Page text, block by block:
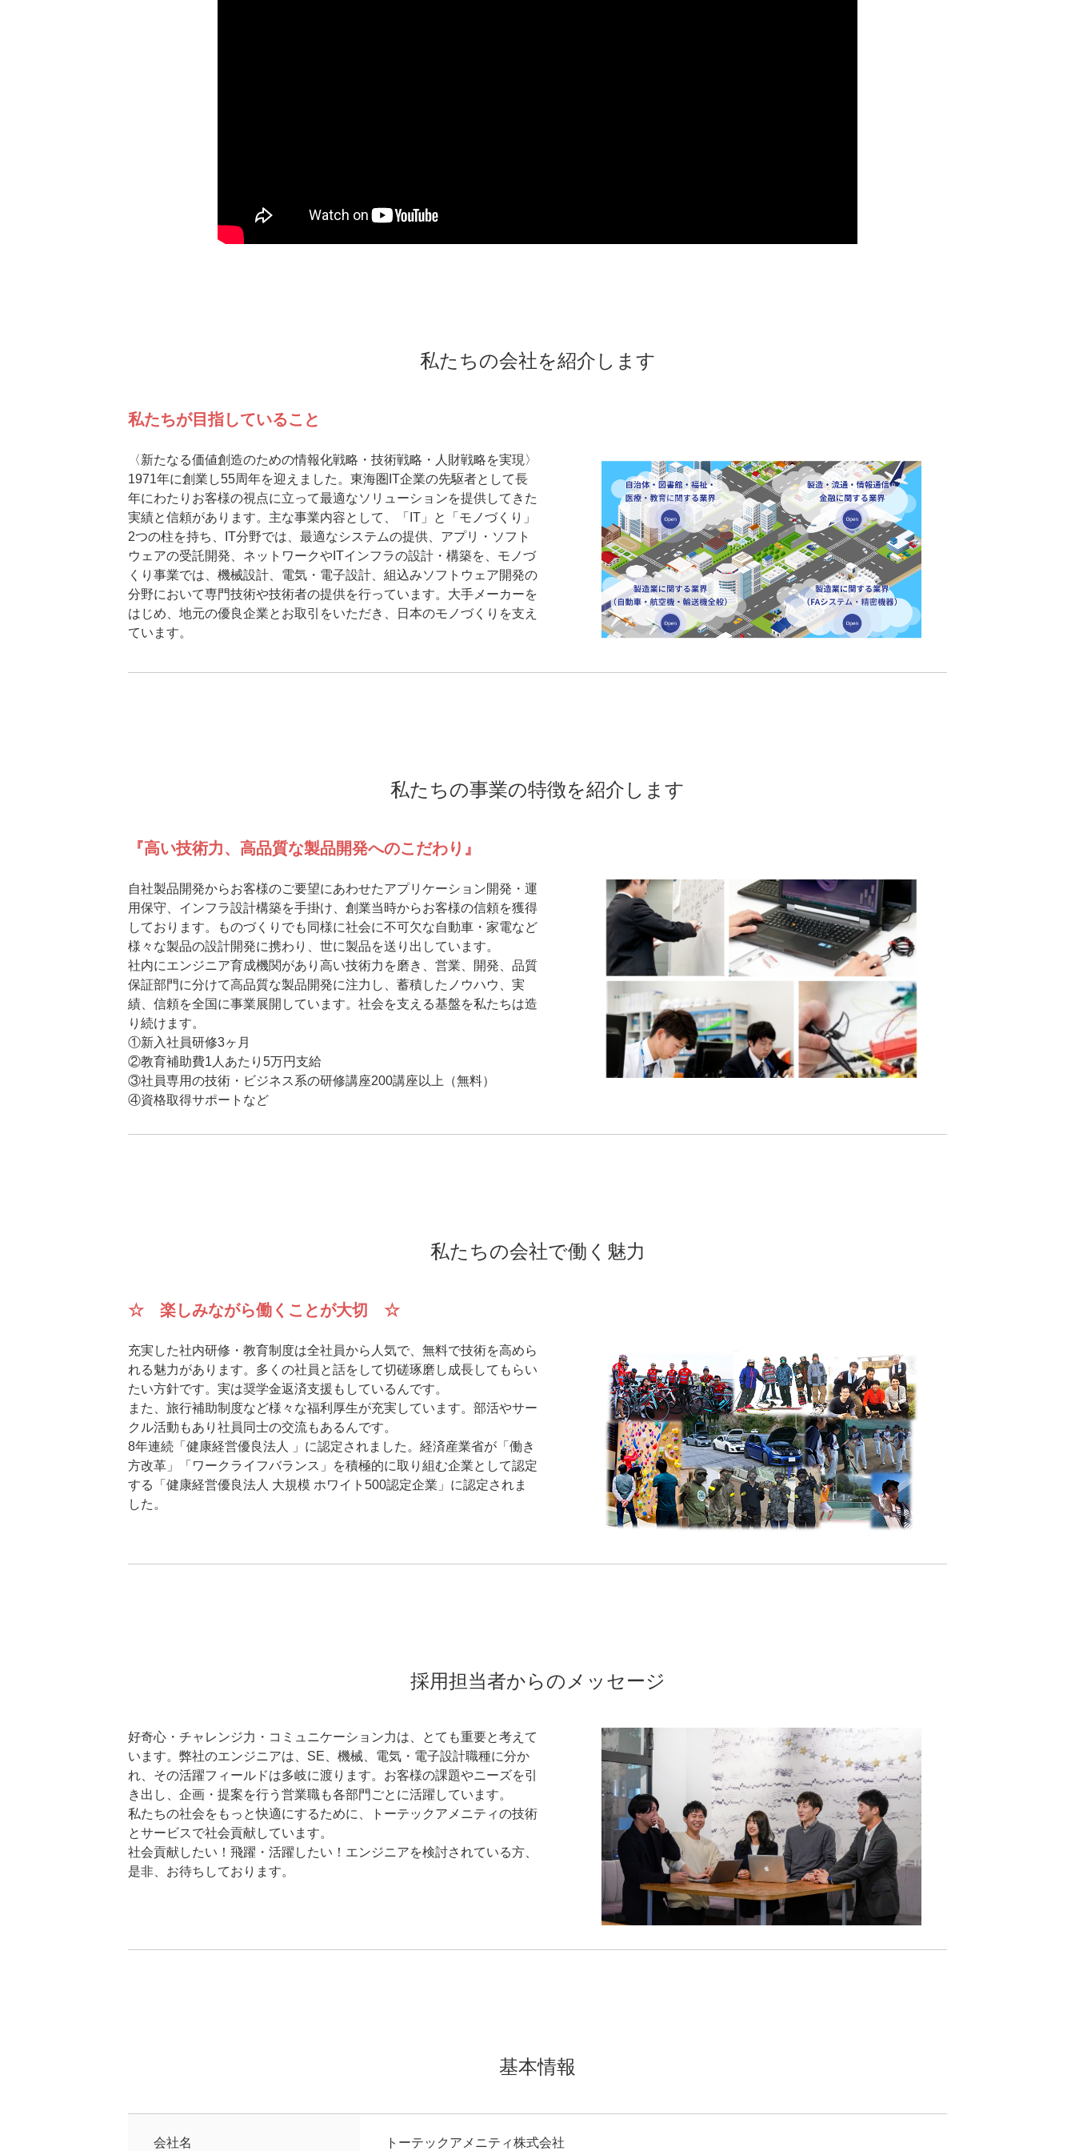
私たちの会社を紹介します
私たちが目指していること
〈新たなる価値創造のための情報化戦略・技術戦略・人財戦略を実現〉
1971年に創業し55周年を迎えました。東海圏IT企業の先駆者として長
年にわたりお客様の視点に立って最適なソリューションを提供してきた
実績と信頼があります。主な事業内容として、「IT」と「モノづくり」
2つの柱を持ち、IT分野では、最適なシステムの提供、アプリ・ソフト
ウェアの受託開発、ネットワークやITインフラの設計・構築を、モノづ
くり事業では、機械設計、電気・電子設計、組込みソフトウェア開発の
分野において専門技術や技術者の提供を行っています。大手メーカーを
はじめ、地元の優良企業とお取引をいただき、日本のモノづくりを支え
ています。
私たちの事業の特徴を紹介します
『高い技術力、高品質な製品開発へのこだわり』
自社製品開発からお客様のご要望にあわせたアプリケーション開発・運
用保守、インフラ設計構築を手掛け、創業当時からお客様の信頼を獲得
しております。ものづくりでも同様に社会に不可欠な自動車・家電など
様々な製品の設計開発に携わり、世に製品を送り出しています。
社内にエンジニア育成機関があり高い技術力を磨き、営業、開発、品質
保証部門に分けて高品質な製品開発に注力し、蓄積したノウハウ、実
績、信頼を全国に事業展開しています。社会を支える基盤を私たちは造
り続けます。
①新入社員研修3ヶ月
②教育補助費1人あたり5万円支給
③社員専用の技術・ビジネス系の研修講座200講座以上（無料）
④資格取得サポートなど
私たちの会社で働く魅力
☆ 楽しみながら働くことが大切 ☆
充実した社内研修・教育制度は全社員から人気で、無料で技術を高めら
れる魅力があります。多くの社員と話をして切磋琢磨し成長してもらい
たい方針です。実は奨学金返済支援もしているんです。
また、旅行補助制度など様々な福利厚生が充実しています。部活やサー
クル活動もあり社員同士の交流もあるんです。
8年連続「健康経営優良法人 」に認定されました。経済産業省が「働き
方改革」「ワークライフバランス」を積極的に取り組む企業として認定
する「健康経営優良法人 大規模 ホワイト500認定企業」に認定されま
した。
採用担当者からのメッセージ
好奇心・チャレンジ力・コミュニケーション力は、とても重要と考えて
います。弊社のエンジニアは、SE、機械、電気・電子設計職種に分か
れ、その活躍フィールドは多岐に渡ります。お客様の課題やニーズを引
き出し、企画・提案を行う営業職も各部門ごとに活躍しています。
私たちの社会をもっと快適にするために、トーテックアメニティの技術
とサービスで社会貢献しています。
社会貢献したい！飛躍・活躍したい！エンジニアを検討されている方、
是非、お待ちしております。
基本情報
会社名 トーテックアメニティ株式会社